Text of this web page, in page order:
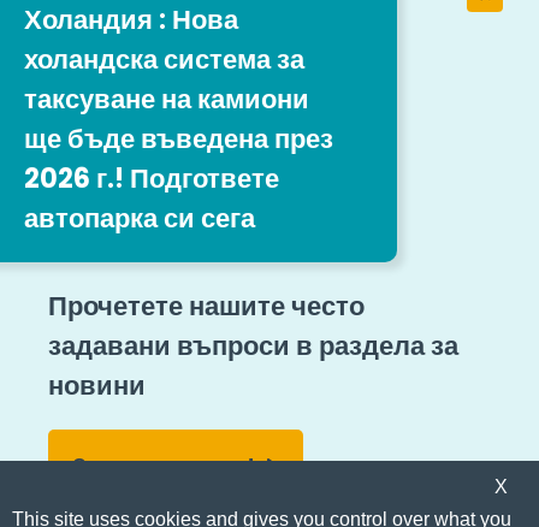
Холандия : Нова
холандска система за
таксуване на камиони
ще бъде въведена през
2026 г.! Подгответе
автопарка си сега
Прочетете нашите често
задавани въпроси в раздела за
новини
Свържете се с нас!
Работа в Easytrip Transport
Services
Нашите предложения за работа
Общи правила и условия
Подаване на сигнали за нередности
Достъпност
Следвайте ни
X
This site uses cookies and gives you control over what you